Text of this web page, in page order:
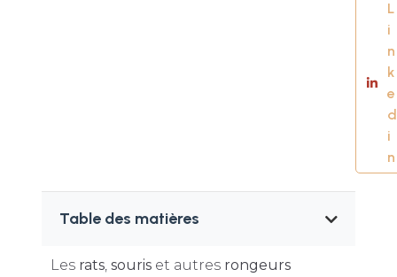
L
i
n
k
e
d
i
n
Table des matières
Les rats, souriset autres rongeurs